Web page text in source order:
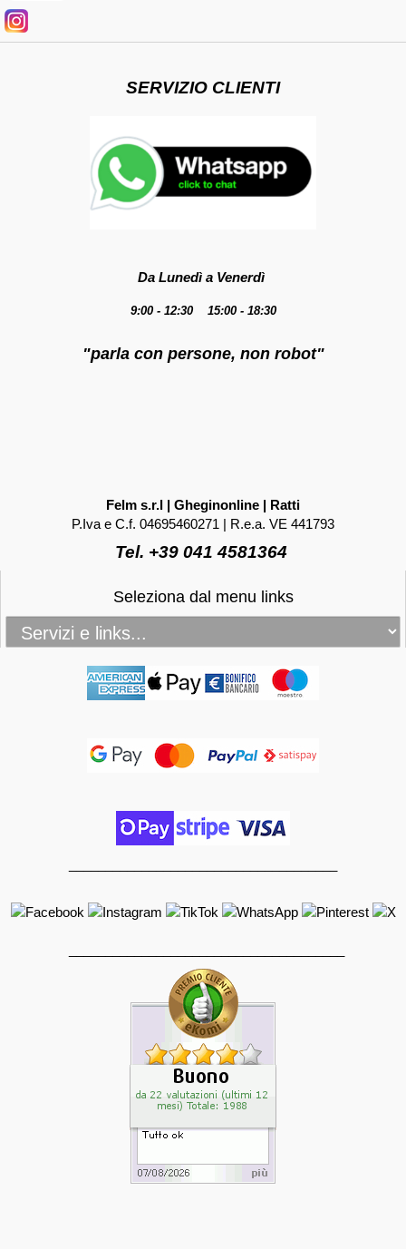
SERVIZIO CLIENTI
Da Lunedì a Venerdì
9:00 - 12:30 15:00 - 18:30
"parla con persone, non robot"
Felm s.r.l | Gheginonline | Ratti
P.Iva e C.f. 04695460271 | R.e.a. VE 441793
Tel. +39 041 4581364
Seleziona dal menu links